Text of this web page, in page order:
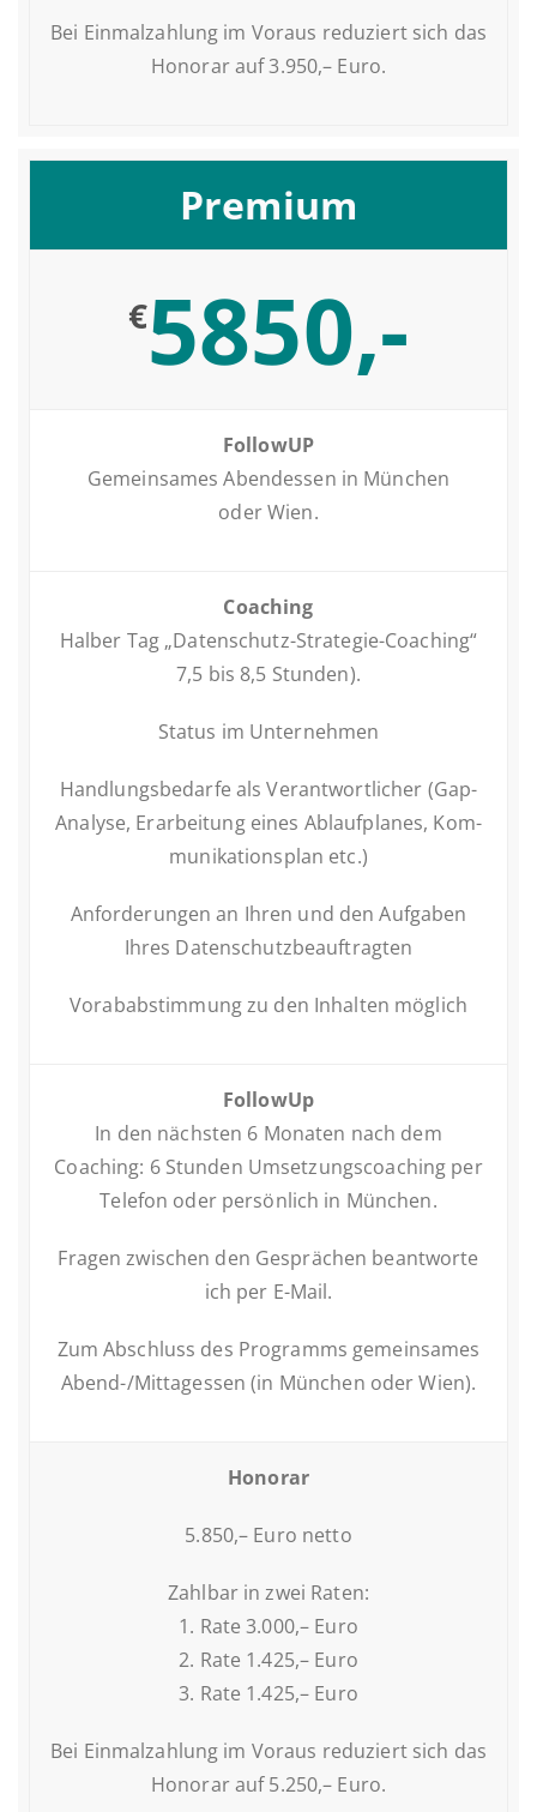
Bei Ein­mal­zah­lung im Voraus re­du­ziert sich das
Honorar auf 3.950,– Euro.
Premium
€5850,-
FollowUP
Ge­mein­sa­mes Abend­essen in München
oder Wien.
Coaching
Halber Tag „Daten­schutz-Stra­te­gie-Coaching“
7,5 bis 8,5 Stunden).
Status im Unternehmen
Hand­lungs­be­dar­fe als Ver­ant­wort­li­cher (Gap-
Analyse, Er­ar­bei­tung eines Ab­lauf­pla­nes, Kom­
mu­ni­ka­ti­ons­plan etc.)
An­for­de­run­gen an Ihren und den Auf­ga­ben
Ihres Datenschutzbeauftragten
Vor­ab­ab­stim­mung zu den In­hal­ten möglich
Fol­lo­wUp
In den nächs­ten 6 Monaten nach dem
Coaching: 6 Stunden Um­set­zungs­coa­ching per
Telefon oder per­sön­lich in München.
Fragen zwi­schen den Ge­sprä­chen be­ant­wor­te
ich per E-Mail.
Zum Ab­schluss des Pro­gramms ge­mein­sa­mes
Abend-/Mit­tag­essen (in München oder Wien).
Honorar
5.850,– Euro netto
Zahlbar in zwei Raten:
1. Rate 3.000,– Euro
2. Rate 1.425,– Euro
3. Rate 1.425,– Euro
Bei Ein­mal­zah­lung im Voraus re­du­ziert sich das
Honorar auf 5.250,– Euro.